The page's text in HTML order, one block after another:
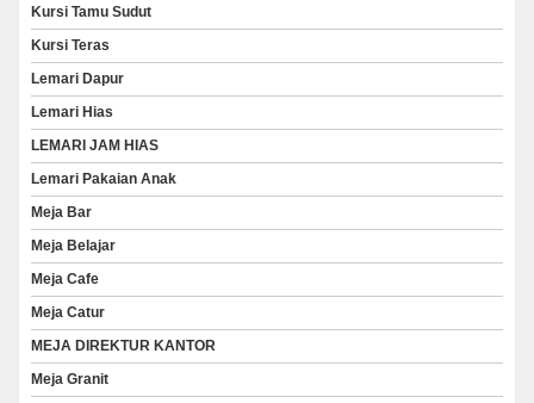
Kursi Tamu Sudut
Kursi Teras
Lemari Dapur
Lemari Hias
LEMARI JAM HIAS
Lemari Pakaian Anak
Meja Bar
Meja Belajar
Meja Cafe
Meja Catur
MEJA DIREKTUR KANTOR
Meja Granit